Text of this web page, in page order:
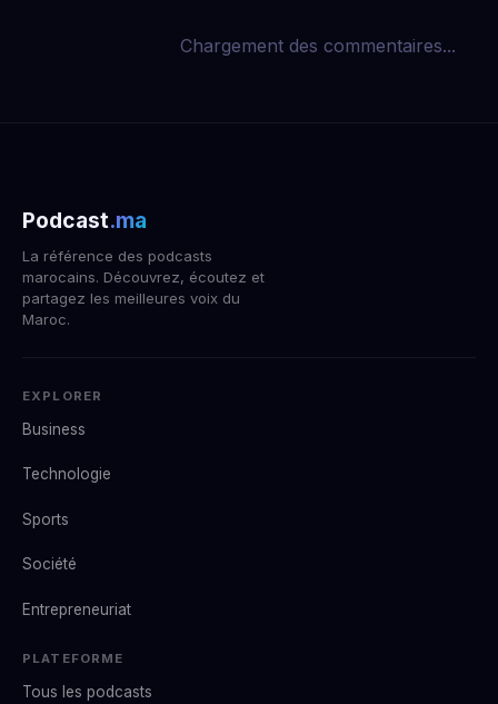
Chargement des commentaires...
Podcast.ma
La référence des podcasts
marocains. Découvrez, écoutez et
partagez les meilleures voix du
Maroc.
EXPLORER
Business
Technologie
Sports
Société
Entrepreneuriat
PLATEFORME
Tous les podcasts